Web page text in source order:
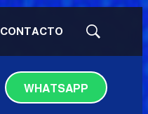
CONTACTO
Mostrar
WHATSAPP